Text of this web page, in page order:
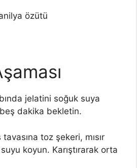
özütü
jelatini soğuk suya
dakika bekletin.
toz şekeri, mısır
koyun. Karıştırarak orta